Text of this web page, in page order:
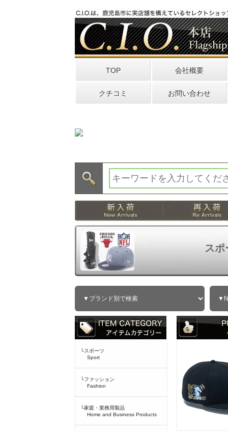
TOP 会社概要
クチコミ お問い合わせ
スポ
└スポーツ
Sport
└ファッション
Fashion
└家庭・業務用製品
Home and Business Products